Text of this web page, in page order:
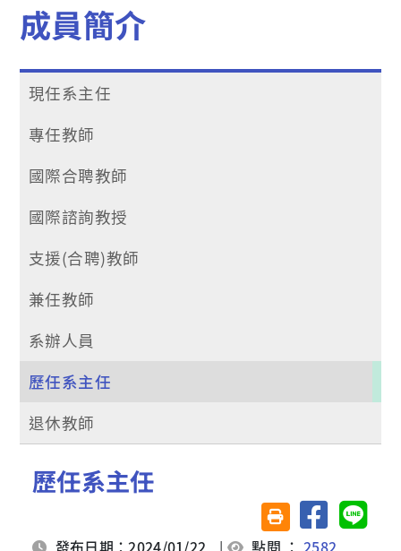
成員簡介
現任系主任
專任教師
國際合聘教師
國際諮詢教授
支援(合聘)教師
兼任教師
系辦人員
歷任系主任
退休教師
歷任系主任
友善列印(另開視窗)
分享至臉書分享